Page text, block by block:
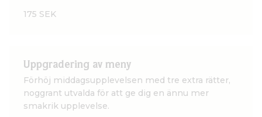
175 SEK
Uppgradering av meny
Förhöj middagsupplevelsen med tre extra rätter,
noggrant utvalda för att ge dig en ännu mer
smakrik upplevelse.